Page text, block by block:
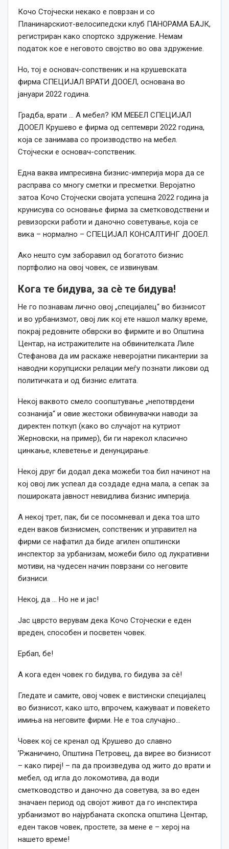
Кочо Стојчески некако е поврзан и со
Планинарскиот-велосипедски клуб ПАНОРАМА БАЈК,
регистриран како спортско здружение. Немам
податок кое е неговото својство во ова здружение.
Но, тој е основач-сопственик и на крушевската
фирма СПЕЦИЈАЛ ВРАТИ ДООЕЛ, основана во
јануари 2022 година.
Градба, врати … А мебел? КМ МЕБЕЛ СПЕЦИЈАЛ
ДООЕЛ Крушево е фирма од септември 2022 година,
која се занимава со производство на мебел.
Стојчески е основач-сопственик.
Една ваква импресивна бизнис-империја мора да се
расправа со многу сметки и пресметки. Веројатно
затоа Кочо Стојчески својата успешна 2022 година ја
крунисува со основање фирма за сметководствени и
ревизорски работи и даночно советување, која се
вика – нормално – СПЕЦИЈАЛ КОНСАЛТИНГ ДООЕЛ.
Ако нешто сум заборавил од богатото бизнис
портфолио на овој човек, се извинувам.
Кога те бидува, за сè те бидува!
Не го познавам лично овој „специјалец“ во бизнисот
и во урбанизмот, овој лик кој ете нашол малку време,
покрај редовните обврски во фирмите и во Општина
Центар, на истражителите на обвинителката Лиле
Стефанова да им раскаже неверојатни пикантерии за
наводни корупциски релации меѓу познати ликови од
политичката и од бизнис елитата.
Некој ваквото смело соопштување „непотврдени
сознанија“ и овие жестоки обвинувачки наводи за
директен поткуп (како во случајот на кутриот
Жерновски, на пример), би ги нарекол класично
цинкање, клеветење и денунцирање.
Некој друг би додал дека можеби тоа бил начинот на
кој овој лик успеал да создаде една мала, а сепак за
пошироката јавност невидлива бизнис империја.
А некој трет, пак, би се посомневал и дека тоа што
еден ваков бизнисмен, сопственик и управител на
фирми се нафатил да биде агилен општински
инспектор за урбанизам, можеби било од лукративни
мотиви, на чудесен начин поврзани со неговите
бизниси.
Некој, да … Но не и јас!
Јас цврсто верувам дека Кочо Стојчески е еден
вреден, способен и посветен човек.
Ербап, бе!
А кога еден човек го бидува, го бидува за сè!
Гледате и самите, овој човек е вистински специјалец
во бизнисот, како што, впрочем, кажуваат и повеќето
имиња на неговите фирми. Не е тоа случајно…
Човек кој се кренал од Крушево до славно
’Ржаничино, Општина Петровец, да вирее во бизнисот
– како пиреј! – па да произведува од жито до врати и
мебел, од игла до локомотива, да води
сметководство и даночно да советува, за во еден
значаен период од својот живот да го инспектира
урбанизмот во најурбаната скопска општина Центар,
еден таков човек, простете, за мене е – херој на
нашето време!